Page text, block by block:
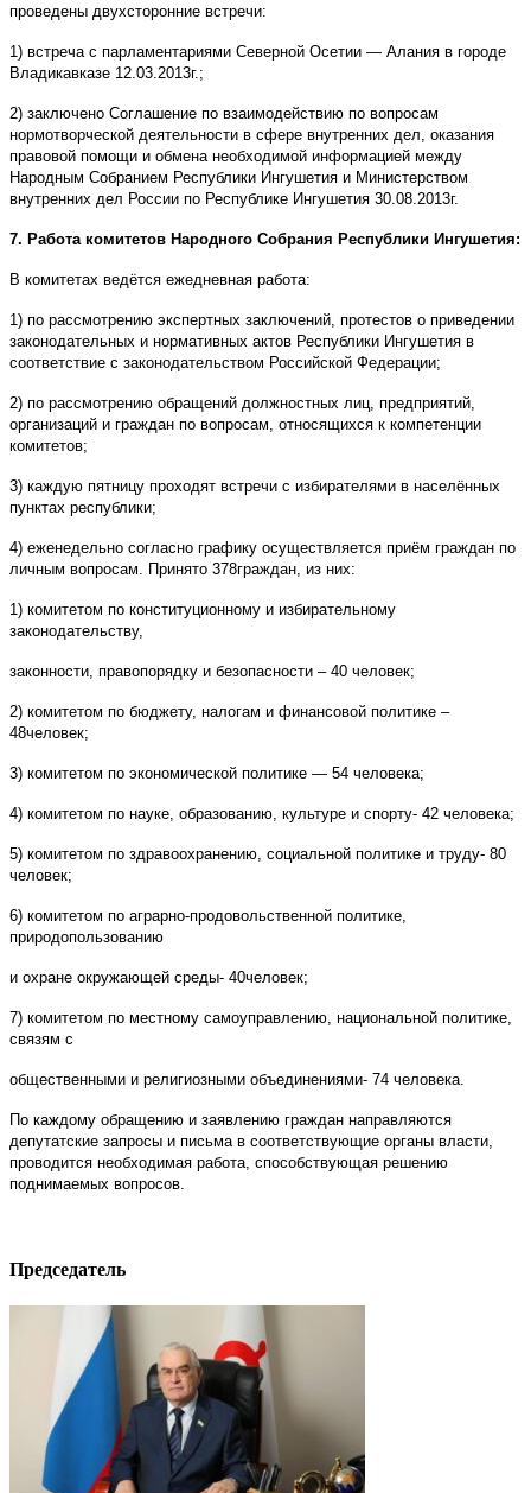
проведены двухсторонние встречи:
1) встреча с парламентариями Северной Осетии — Алания в городе
Владикавказе 12.03.2013г.;
2) заключено Соглашение по взаимодействию по вопросам
нормотворческой деятельности в сфере внутренних дел, оказания
правовой помощи и обмена необходимой информацией между
Народным Собранием Республики Ингушетия и Министерством
внутренних дел России по Республике Ингушетия 30.08.2013г.
7. Работа комитетов Народного Собрания Республики Ингушетия:
В комитетах ведётся ежедневная работа:
1) по рассмотрению экспертных заключений, протестов о приведении
законодательных и нормативных актов Республики Ингушетия в
соответствие с законодательством Российской Федерации;
2) по рассмотрению обращений должностных лиц, предприятий,
организаций и граждан по вопросам, относящихся к компетенции
комитетов;
3) каждую пятницу проходят встречи с избирателями в населённых
пунктах республики;
4) еженедельно согласно графику осуществляется приём граждан по
личным вопросам. Принято 378граждан, из них:
1) комитетом по конституционному и избирательному
законодательству,
законности, правопорядку и безопасности – 40 человек;
2) комитетом по бюджету, налогам и финансовой политике –
48человек;
3) комитетом по экономической политике — 54 человека;
4) комитетом по науке, образованию, культуре и спорту- 42 человека;
5) комитетом по здравоохранению, социальной политике и труду- 80
человек;
6) комитетом по аграрно-продовольственной политике,
природопользованию
и охране окружающей среды- 40человек;
7) комитетом по местному самоуправлению, национальной политике,
связям с
общественными и религиозными объединениями- 74 человека.
По каждому обращению и заявлению граждан направляются
депутатские запросы и письма в соответствующие органы власти,
проводится необходимая работа, способствующая решению
поднимаемых вопросов.
Председатель